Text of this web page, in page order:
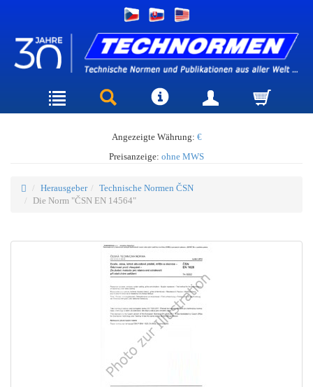
Angezeigte Währung: €
Preisanzeige: ohne MWS
Herausgeber
Technische Normen ČSN
Die Norm "ČSN EN 14564"